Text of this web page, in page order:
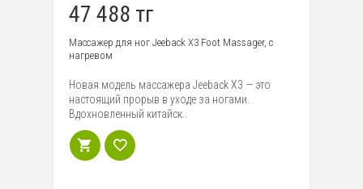
47 488 тг
Массажер для ног Jeeback X3 Foot Massager, с
нагревом
Новая модель массажера Jeeback X3 — это
настоящий прорыв в уходе за ногами.
Вдохновленный китайск..